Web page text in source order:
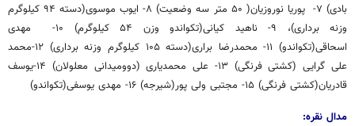
بادی) ۷- پوریا نوروزیان( ۵۰ متر سه وضعیت) ۸- ایوب موسوی(دسته ۹۴ کیلوگرم
وزنه برداری)، ۹- ناهید کیانی(تکواندو وزن ۵۴ کیلوگرم) ۱۰- مهدی
اسحاقی(تکواندو) ۱۱- محمدرضا براری(دسته ۱۰۵ کیلوگرم وزنه برداری) ۱۲-محمد
علی گرایی (کشتی فرنگی) ۱۳- علی محمدیاری (دوومیدانی معلولان) ۱۴-یوسف
قادریان(کشتی فرنگی) ۱۵- مجتبی ولی پور(شیرجه) ۱۶- مهدی یوسفی(تکواندو)
مدال نقره: